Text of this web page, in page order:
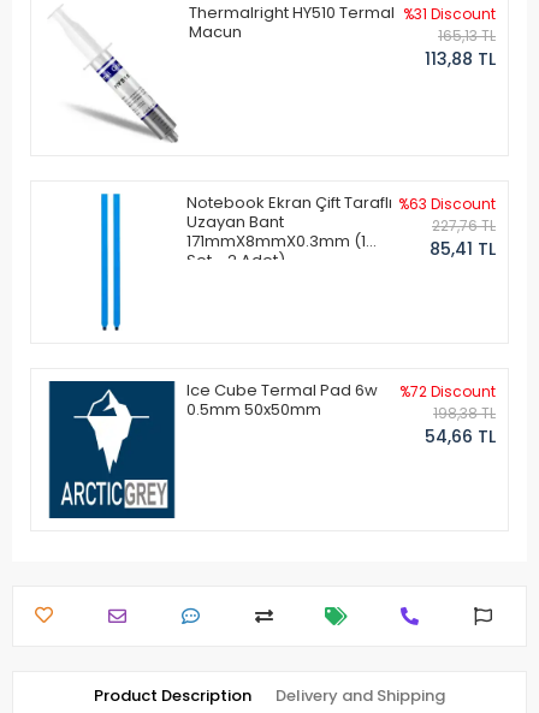
Thermalright HY510 Termal
Macun
%31 Discount
165,13 TL
113,88 TL
Notebook Ekran Çift Taraflı
Uzayan Bant
171mmX8mmX0.3mm (1
Set - 2 Adet)
%63 Discount
227,76 TL
85,41 TL
Ice Cube Termal Pad 6w
0.5mm 50x50mm
%72 Discount
198,38 TL
54,66 TL
Product Description Delivery and Shipping